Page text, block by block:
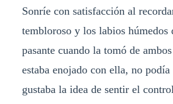
Sonríe con satisfacción al
tembloroso y los labios húmedos
pasante cuando la tomó de
estaba enojado con ella, no podía
gustaba la idea de sentir el